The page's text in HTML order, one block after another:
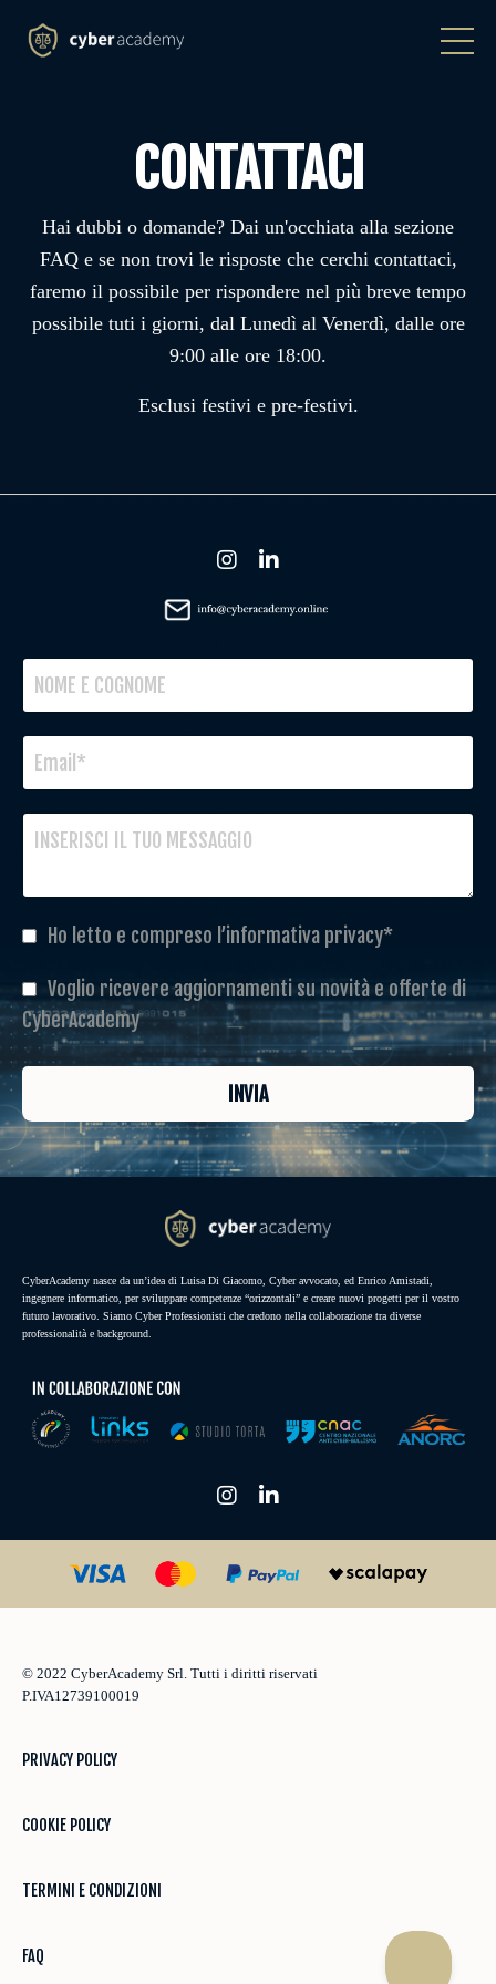
CONTATTACI
Hai dubbi o domande? Dai un'occhiata alla sezione
FAQe se non trovi le risposte che cerchi contattaci,
faremo il possibile per rispondere nel più breve tempo
possibile tuti i giorni, dal Lunedì al Venerdì, dalle ore
9:00 alle ore 18:00.
Esclusi festivi e pre-festivi.
Ho letto e compreso l’informativa privacy*
Voglio ricevere aggiornamenti su novità e offerte di
CyberAcademy
INVIA
CyberAcademy nasce da un’idea di Luisa Di Giacomo, Cyber avvocato, ed Enrico Amistadi,
ingegnere informatico, per sviluppare competenze “orizzontali” e creare nuovi progetti per il vostro
futuro lavorativo. Siamo Cyber Professionisti che credono nella collaborazione tra diverse
professionalità e background.
© 2022 CyberAcademy Srl. Tutti i diritti riservati
P.IVA12739100019
PRIVACY POLICY
COOKIE POLICY
TERMINI E CONDIZIONI
FAQ